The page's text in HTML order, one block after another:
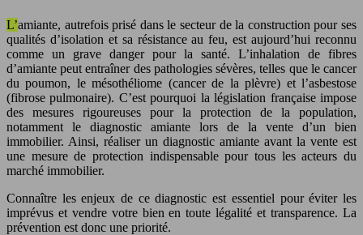
L’amiante, autrefois prisé dans le secteur de la construction pour ses
qualités d’isolation et sa résistance au feu, est aujourd’hui reconnu
comme un grave danger pour la santé. L’inhalation de fibres
d’amiante peut entraîner des pathologies sévères, telles que le cancer
du poumon, le mésothéliome (cancer de la plèvre) et l’asbestose
(fibrose pulmonaire). C’est pourquoi la législation française impose
des mesures rigoureuses pour la protection de la population,
notamment le diagnostic amiante lors de la vente d’un bien
immobilier. Ainsi, réaliser un diagnostic amiante avant la vente est
une mesure de protection indispensable pour tous les acteurs du
marché immobilier.
Connaître les enjeux de ce diagnostic est essentiel pour éviter les
imprévus et vendre votre bien en toute légalité et transparence. La
prévention est donc une priorité.